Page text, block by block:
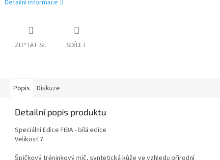
Detailní informace
ZEPTAT SE SDÍLET
Popis Diskuze
Detailní popis produktu
Speciální Edice FIBA - bílá edice
Velikost 7